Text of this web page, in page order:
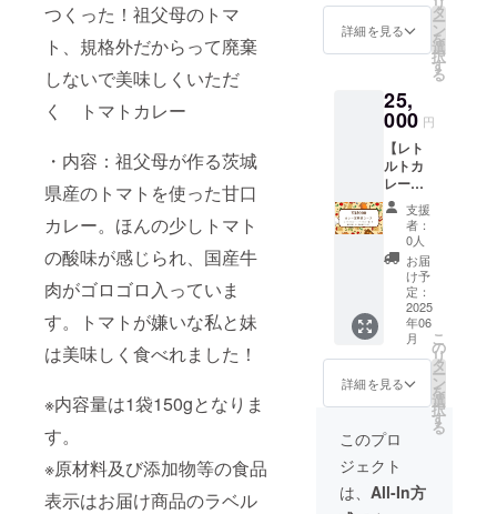
つくった！祖父母のトマ
ト、規格外だからって廃棄
しないで美味しくいただ
く トマトカレー
・内容：祖父母が作る茨城
県産のトマトを使った甘口
カレー。ほんの少しトマト
の酸味が感じられ、国産牛
肉がゴロゴロ入っていま
す。トマトが嫌いな私と妹
は美味しく食べれました！
※内容量は1袋150gとなりま
す。
※原材料及び添加物等の食品
表示はお届け商品のラベル
くは
メッ
ます。
※交通費
は支援
者様ご
自身で
ご負担
くださ
い。
前には
必ずお
付され
たラベ
意書き
をご確
認くだ
さい。
できる
コース
です。
や名前
は、後
日メー
ルで確
認をさ
せてく
ださ
い。楽
しみに
してい
てくだ
さい
ね！ ※
支援者
さまに
はお礼
メール
す。 ※
ントす
るお届
け先
詳細を見る
タ
ー
ン
を
選
択
す
る
25,
000 円
【レト
ルトカ
レー
（トマ
トカ
レー
含）を
毎月8
個、6ヶ
月間送
りま
す！】
厳選し
たレト
ルトカ
門店を
運営し
ている
モッタ
イナイ
支援
者：
0人
お届
け予
定：
2025
年06
月
詳細を見る
こ
の
リ
タ
ー
ン
を
選
択
す
る
このプロ
ジェクト
は、 All-In方